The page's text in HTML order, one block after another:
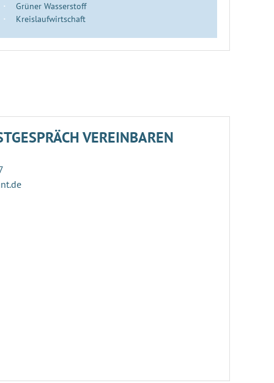
Grüner Wasserstoff
Kreislaufwirtschaft
VEREINBAREN